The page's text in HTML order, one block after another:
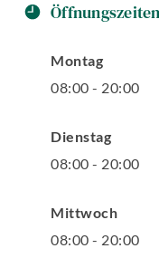
Öffnungszeiten
Montag
08:00 - 20:00
Dienstag
08:00 - 20:00
Mittwoch
08:00 - 20:00